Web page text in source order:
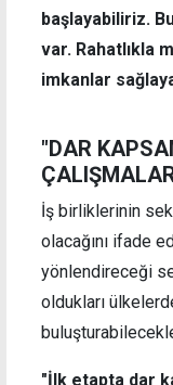
başlayabiliriz.
var. Rahatlıkla
imkanlar
"DAR
İş birliklerinin
olacağını ifade
yönlendireceği
oldukları
"İlk etapta dar